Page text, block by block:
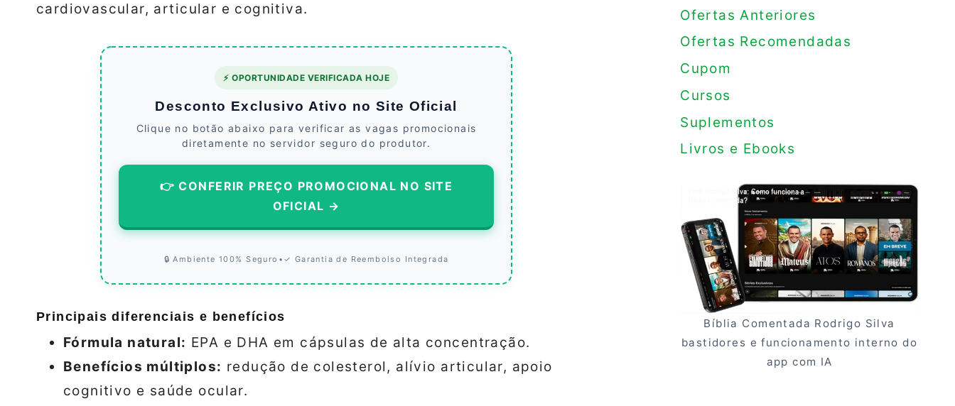
cardiovascular, articular e cognitiva.
⚡ OPORTUNIDADE VERIFICADA HOJE
Desconto Exclusivo Ativo no Site Oficial
Clique no botão abaixo para verificar as vagas promocionais
diretamente no servidor seguro do produtor.
👉 CONFERIR PREÇO PROMOCIONAL NO SITE
OFICIAL →
🔒 Ambiente 100% Seguro • ✓ Garantia de Reembolso Integrada
Principais diferenciais e benefícios
Fórmula natural: EPA e DHA em cápsulas de alta concentração.
Benefícios múltiplos: redução de colesterol, alívio articular, apoio
cognitivo e saúde ocular.
Ofertas Anteriores
Ofertas Recomendadas
Cupom
Cursos
Suplementos
Livros e Ebooks
Bíblia Comentada Rodrigo Silva
bastidores e funcionamento interno do
app com IA